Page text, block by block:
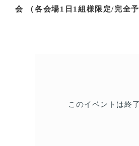
会 （各会場1日1組様限定/完全予
このイベントは終